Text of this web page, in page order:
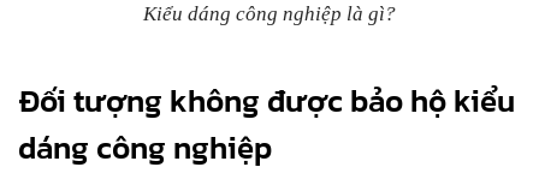
Kiểu dáng công nghiệp là gì?
Đối tượng không được bảo hộ kiểu
dáng công nghiệp